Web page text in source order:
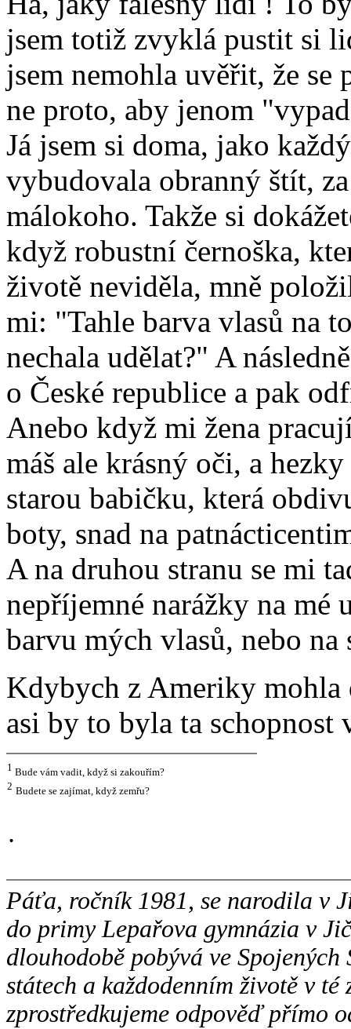
jsem totiž zvyklá pustit si
jsem nemohla uvěřit, že
ne proto, aby jenom
Já jsem si doma, jako
vybudovala obranný štít,
málokoho. Takže si
když robustní černoška,
životě neviděla, mně
mi: "Tahle barva vlasů na
nechala udělat?" A
o České republice a pak
Anebo když mi žena
máš ale krásný oči, a
starou babičku, která
boty, snad na
A na druhou stranu se mi
nepříjemné narážky na mé
barvu mých vlasů, nebo
Kdybych z Ameriky mohla
asi by to byla ta schopnost
1 Bude vám vadit, když si zakouřím?
2 Budete se zajímat, když zemřu?
˙
Páťa, ročník 1981, se narodila v
do primy Lepařova gymnázia v
dlouhodobě pobývá ve
státech a každodenním životě v
zprostředkujeme odpověď přímo